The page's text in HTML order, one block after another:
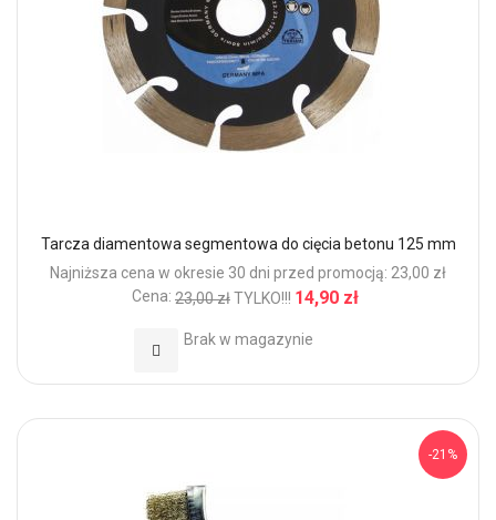
Tarcza diamentowa segmentowa do cięcia betonu 125 mm
Najniższa cena w okresie 30 dni przed promocją: 23,00 zł
Cena: 23,00 złTYLKO!!! 14,90 zł
Brak w magazynie
Dodaj do Ulubionych
-21%